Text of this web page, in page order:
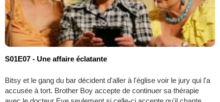
S01E07 - Une affaire éclatante
Bitsy et le gang du bar décident d'aller à l'église voir le jury qui l'a
accusée à tort. Brother Boy accepte de continuer sa thérapie